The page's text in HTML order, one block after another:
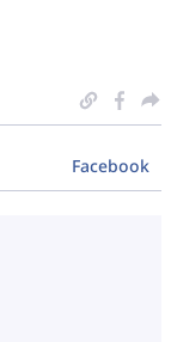
Facebook